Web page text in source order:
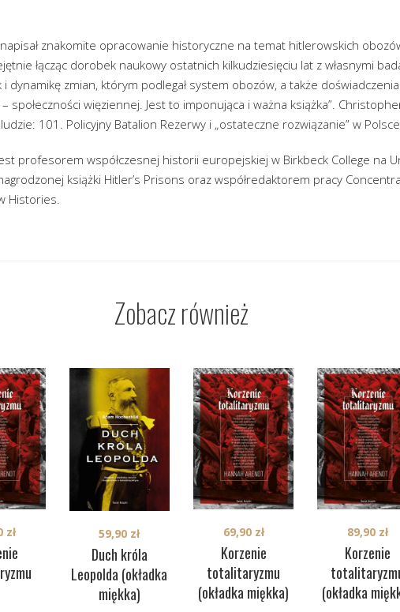
znakomite opracowanie historyczne na temat hitlerowskich
łącząc dorobek naukowy ostatnich kilkudziesięciu lat z własnymi
dynamikę zmian, którym podlegał system obozów, a także doświadczenia
społeczności więziennej. Jest to imponująca i ważna książka”.
101. Policyjny Batalion Rezerwy i „ostateczne rozwiązanie” w Polsce.
profesorem współczesnej historii europejskiej w Birkbeck College na
książki Hitler’s Prisons oraz współredaktorem pracy
Histories.
Zobacz również
zł
Duch króla
Leopolda (okładka
miękka)
59,90 zł
Korzenie
totalitaryzmu
(okładka miękka)
69,90 zł
Korzenie
(okładka
89,90 zł